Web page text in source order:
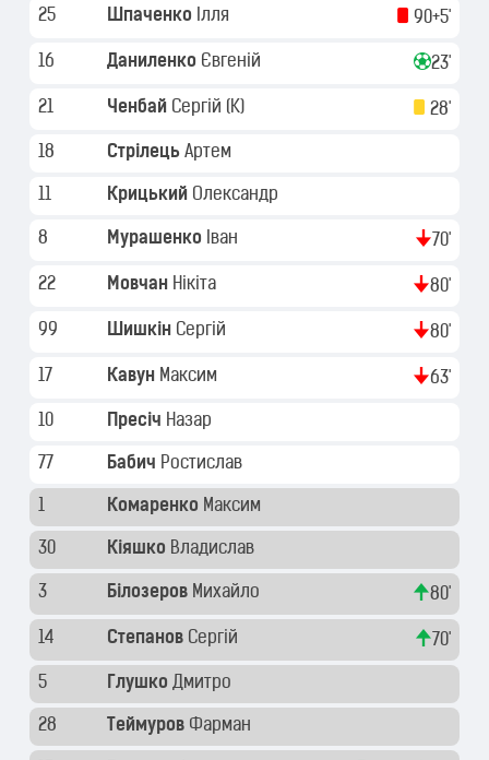
25 Шпаченко Ілля 90+5'
16 Даниленко Євгеній 23'
21 Ченбай Сергій (K) 28'
18 Стрілець Артем
11 Крицький Олександр
8 Мурашенко Іван 70'
22 Мовчан Нікіта 80'
99 Шишкін Сергій 80'
17 Кавун Максим 63'
10 Пресіч Назар
77 Бабич Ростислав
1 Комаренко Максим
30 Кіяшко Владислав
3 Білозеров Михайло 80'
14 Степанов Сергій 70'
5 Глушко Дмитро
28 Теймуров Фарман